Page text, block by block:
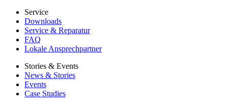
Service
Downloads
Service & Reparatur
FAQ
Lokale Ansprechpartner
Stories & Events
News & Stories
Events
Case Studies